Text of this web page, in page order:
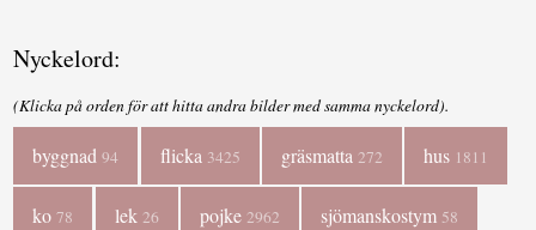
Nyckelord:
(Klicka på orden för att hitta andra bilder med samma nyckelord).
byggnad94 flicka 3425 gräsmatta 272 hus 1811
ko78 lek 26 pojke 2962 sjömanskostym 58